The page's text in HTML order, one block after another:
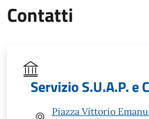
Contatti
Servizio S.U.A.P. e
Piazza Vittorio